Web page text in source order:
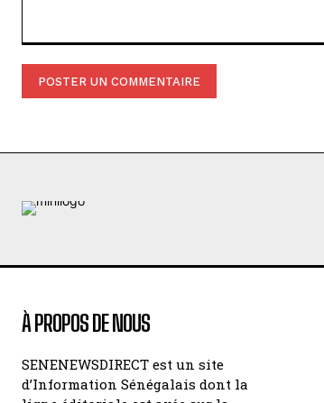
À PROPOS DE NOUS
SENENEWSDIRECT est un site
d’Information Sénégalais dont la